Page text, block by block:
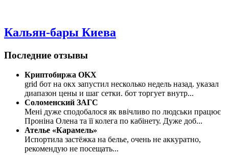
Кальян-бары Киева
Последние отзывы
Криптобиржа OKX
grid бот на окх запустил несколько недель назад. указал
диапазон цены и шаг сетки. бот торгует внутр...
Соломенский ЗАГС
Мені дуже сподобалося як ввічливо по людськи працює
Проніна Олена та її колега по кабінету. Дуже доб...
Ателье «Карамель»
Испортила застёжка на белье, очень не аккуратно,
рекомендую не посещать...